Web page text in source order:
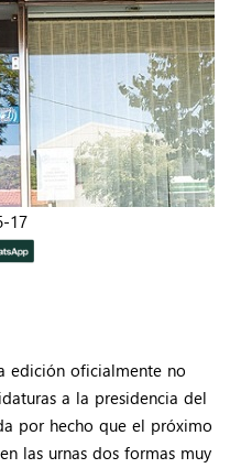
17
edición oficialmente no
a la presidencia del
por hecho que el próximo
las urnas dos formas muy